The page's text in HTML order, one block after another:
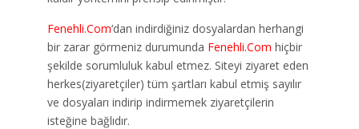
Fenehli.Com‘dan indirdiğiniz dosyalardan herhangi
bir zarar görmeniz durumunda Fenehli.Com hiçbir
şekilde sorumluluk kabul etmez. Siteyi ziyaret eden
herkes(ziyaretçiler) tüm şartları kabul etmiş sayılır
ve dosyaları indirip indirmemek ziyaretçilerin
isteğine bağlıdır.